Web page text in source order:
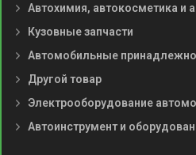
Автохимия, автокосметика и
Кузовные запчасти
Автомобильные
Другой товар
Электрооборудование
Автоинструмент и